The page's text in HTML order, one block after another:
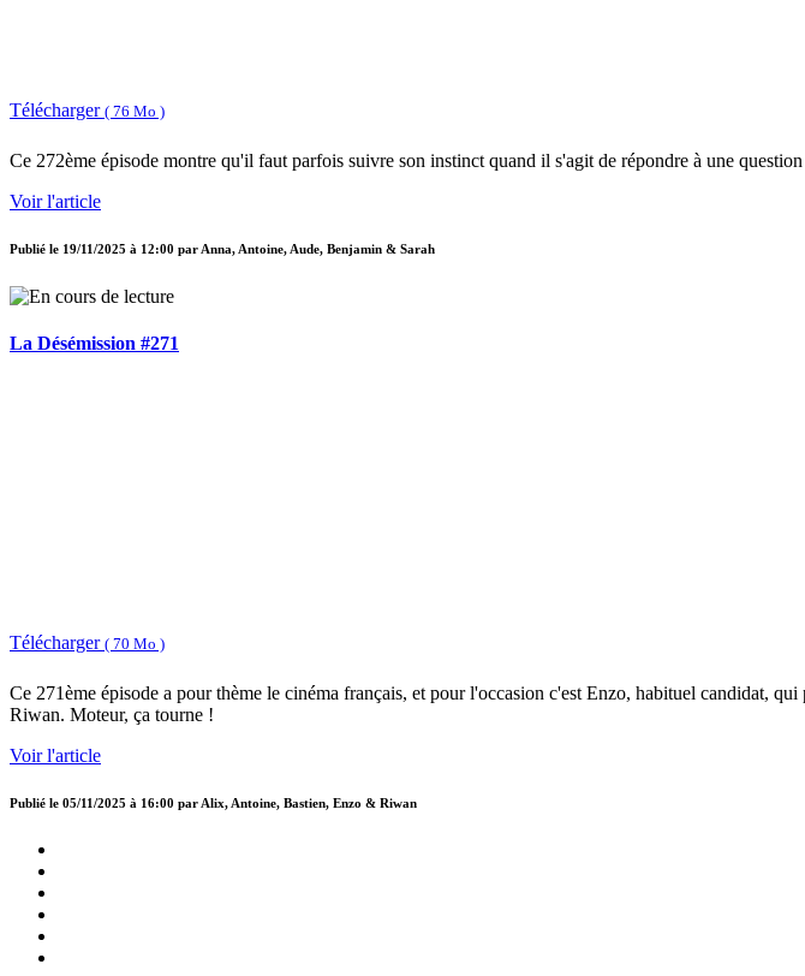
Télécharger ( 76 Mo )
Ce 272ème épisode montre qu'il faut parfois suivre son instinct quand il s'agit de répondre à une
Voir l'article
Publié le 19/11/2025 à 12:00 par Anna, Antoine, Aude, Benjamin & Sarah
La Désémission #271
Télécharger ( 70 Mo )
Ce 271ème épisode a pour thème le cinéma français, et pour l'occasion c'est Enzo, habituel candidat,
Riwan. Moteur, ça tourne !
Voir l'article
Publié le 05/11/2025 à 16:00 par Alix, Antoine, Bastien, Enzo & Riwan